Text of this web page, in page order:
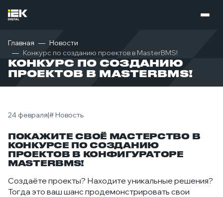
Главная
Новости
Конкурс по созданию проектов в MasterBMS!
КОНКУРС ПО СОЗДАНИЮ
ПРОЕКТОВ В MASTERBMS!
24 февраля|# Новость
ПОКАЖИТЕ СВОЁ МАСТЕРСТВО В
КОНКУРСЕ ПО СОЗДАНИЮ
ПРОЕКТОВ В КОНФИГУРАТОРЕ
MASTERBMS!
Создаёте проекты? Находите уникальные решения?
Тогда это ваш шанс продемонстрировать свои